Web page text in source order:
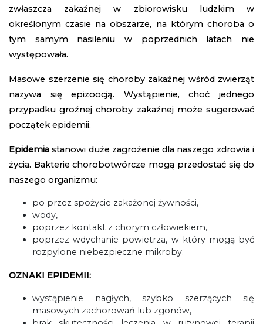
zwłaszcza zakaźnej w zbiorowisku ludzkim w
określonym czasie na obszarze, na którym choroba o
tym samym nasileniu w poprzednich latach nie
występowała.
Masowe szerzenie się choroby zakaźnej wśród zwierząt
nazywa się epizoocją. Wystąpienie, choć jednego
przypadku groźnej choroby zakaźnej może sugerować
początek epidemii.
Epidemiastanowi duże zagrożenie dla naszego zdrowia i
życia. Bakterie chorobotwórcze mogą przedostać się do
naszego organizmu:
po przez spożycie zakażonej żywności,
wody,
poprzez kontakt z chorym człowiekiem,
poprzez wdychanie powietrza, w który mogą być
rozpylone niebezpieczne mikroby.
OZNAKI EPIDEMII:
wystąpienie nagłych, szybko szerzących się
masowych zachorowań lub zgonów,